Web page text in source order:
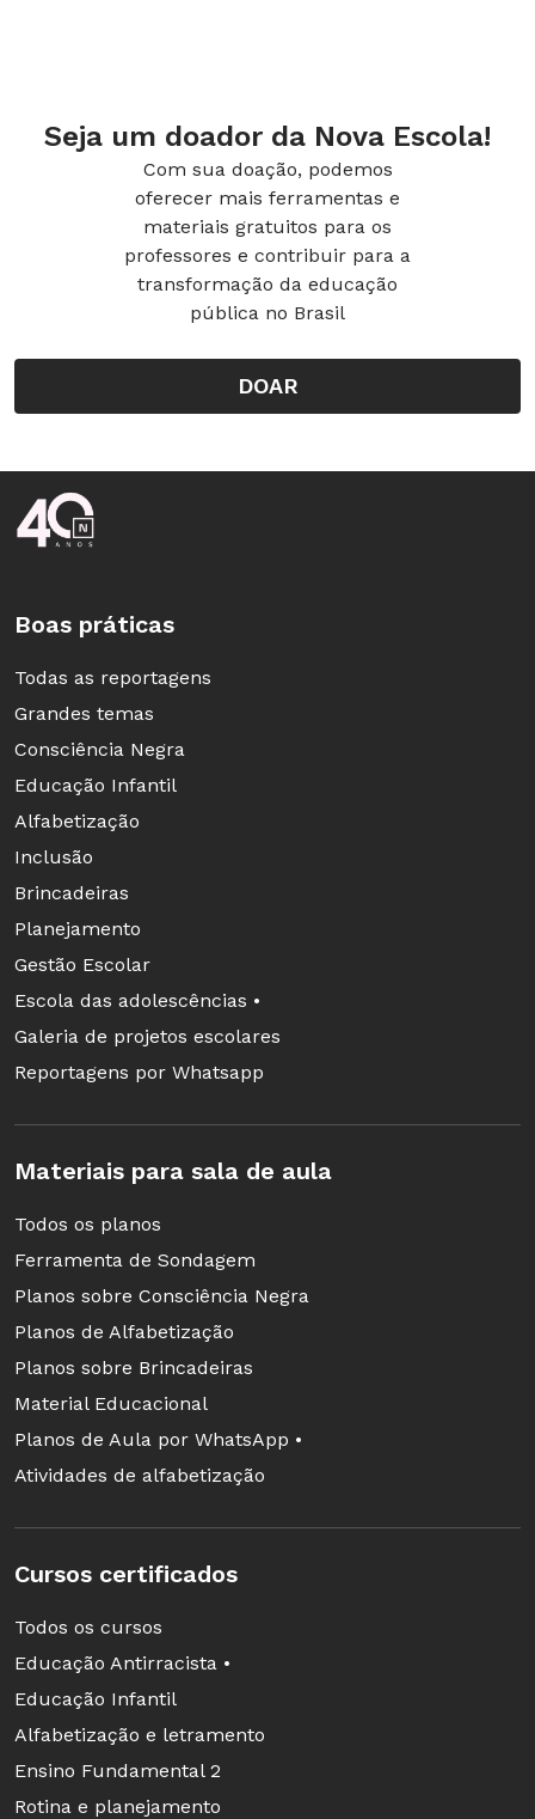
Seja um doador da Nova Escola!
Com sua doação, podemos
oferecer mais ferramentas e
materiais gratuitos para os
professores e contribuir para a
transformação da educação
pública no Brasil
DOAR
Rodapé da Nova Escola
Boas práticas
Todas as reportagens
Grandes temas
Consciência Negra
Educação Infantil
Alfabetização
Inclusão
Brincadeiras
Planejamento
Gestão Escolar
Escola das adolescências •
Galeria de projetos escolares
Reportagens por Whatsapp
Materiais para sala de aula
Todos os planos
Ferramenta de Sondagem
Planos sobre Consciência Negra
Planos de Alfabetização
Planos sobre Brincadeiras
Material Educacional
Planos de Aula por WhatsApp •
Atividades de alfabetização
Cursos certificados
Todos os cursos
Educação Antirracista •
Educação Infantil
Alfabetização e letramento
Ensino Fundamental 2
Rotina e planejamento